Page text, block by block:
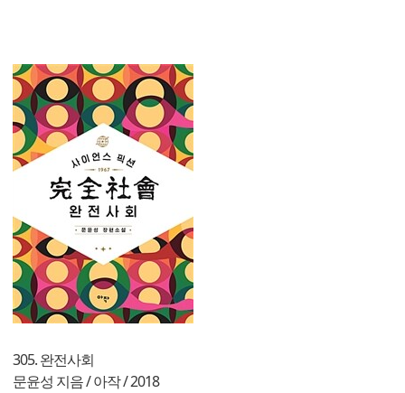
305. 완전사회
문윤성 지음 / 아작 / 2018